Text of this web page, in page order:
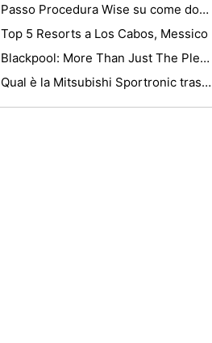
Passo Procedura Wise su come donare una macchina per carità
Top 5 Resorts a Los Cabos, Messico
Blackpool: More Than Just The Pleasure Beach
Qual è la Mitsubishi Sportronic trasmissione?